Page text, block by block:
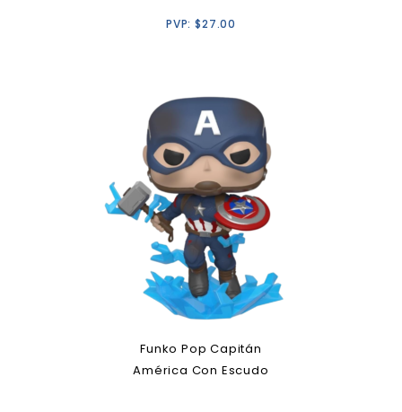
PVP:$27.00
Funko Pop Capitán
América Con Escudo